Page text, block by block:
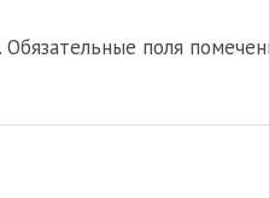
Обязательные поля